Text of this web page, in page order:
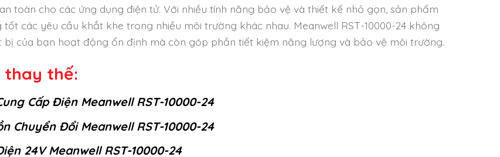
toàn cho các ứng dụng điện tử. Với nhiều tính năng bảo vệ và thiết kế nhỏ gọn, sản phẩm
tốt các yêu cầu khắt khe trong nhiều môi trường khác nhau. Meanwell RST-10000-24 không
bị của bạn hoạt động ổn định mà còn góp phần tiết kiệm năng lượng và bảo vệ môi trường.
thay thế:
Cấp Điện Meanwell RST-10000-24
Chuyển Đổi Meanwell RST-10000-24
24V Meanwell RST-10000-24